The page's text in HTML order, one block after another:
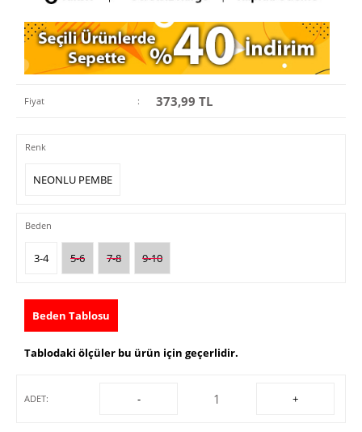
Fiyat : 373,99 TL
Renk
NEONLU PEMBE
Beden
3-4 5-6 7-8 9-10
Beden Tablosu
Tablodaki ölçüler bu ürün için geçerlidir.
ADET: - +